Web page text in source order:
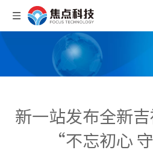
新一站发布全新
“不忘初心